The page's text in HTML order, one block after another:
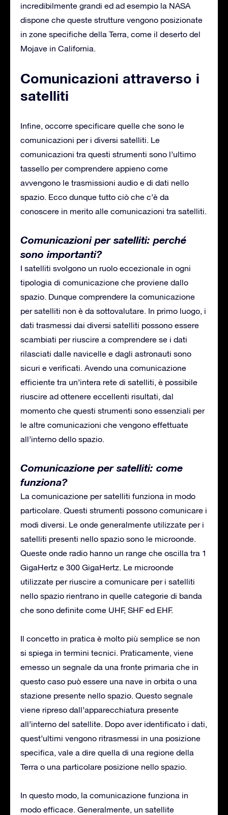
incredibilmente grandi ed ad esempio la NASA
dispone che queste strutture vengono posizionate
in zone specifiche della Terra, come il deserto del
Mojave in California.
Comunicazioni attraverso i
satelliti
Infine, occorre specificare quelle che sono le
comunicazioni per i diversi satelliti. Le
comunicazioni tra questi strumenti sono l’ultimo
tassello per comprendere appieno come
avvengono le trasmissioni audio e di dati nello
spazio. Ecco dunque tutto ciò che c’è da
conoscere in merito alle comunicazioni tra satelliti.
Comunicazioni per satelliti: perché
sono importanti?
I satelliti svolgono un ruolo eccezionale in ogni
tipologia di comunicazione che proviene dallo
spazio. Dunque comprendere la comunicazione
per satelliti non è da sottovalutare. In primo luogo, i
dati trasmessi dai diversi satelliti possono essere
scambiati per riuscire a comprendere se i dati
rilasciati dalle navicelle e dagli astronauti sono
sicuri e verificati. Avendo una comunicazione
efficiente tra un’intera rete di satelliti, è possibile
riuscire ad ottenere eccellenti risultati, dal
momento che questi strumenti sono essenziali per
le altre comunicazioni che vengono effettuate
all’interno dello spazio.
Comunicazione per satelliti: come
funziona?
La comunicazione per satelliti funziona in modo
particolare. Questi strumenti possono comunicare i
modi diversi. Le onde generalmente utilizzate per i
satelliti presenti nello spazio sono le microonde.
Queste onde radio hanno un range che oscilla tra 1
GigaHertz e 300 GigaHertz. Le microonde
utilizzate per riuscire a comunicare per i satelliti
nello spazio rientrano in quelle categorie di banda
che sono definite come UHF, SHF ed EHF.
Il concetto in pratica è molto più semplice se non
si spiega in termini tecnici. Praticamente, viene
emesso un segnale da una fronte primaria che in
questo caso può essere una nave in orbita o una
stazione presente nello spazio. Questo segnale
viene ripreso dall’apparecchiatura presente
all’interno del satellite. Dopo aver identificato i dati,
quest’ultimi vengono ritrasmessi in una posizione
specifica, vale a dire quella di una regione della
Terra o una particolare posizione nello spazio.
In questo modo, la comunicazione funziona in
modo efficace. Generalmente, un satellite